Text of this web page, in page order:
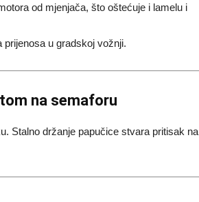
od mjenjača, što oštećuje i lamelu i
prijenosa u gradskoj vožnji.
na semaforu
Stalno držanje papučice stvara pritisak na